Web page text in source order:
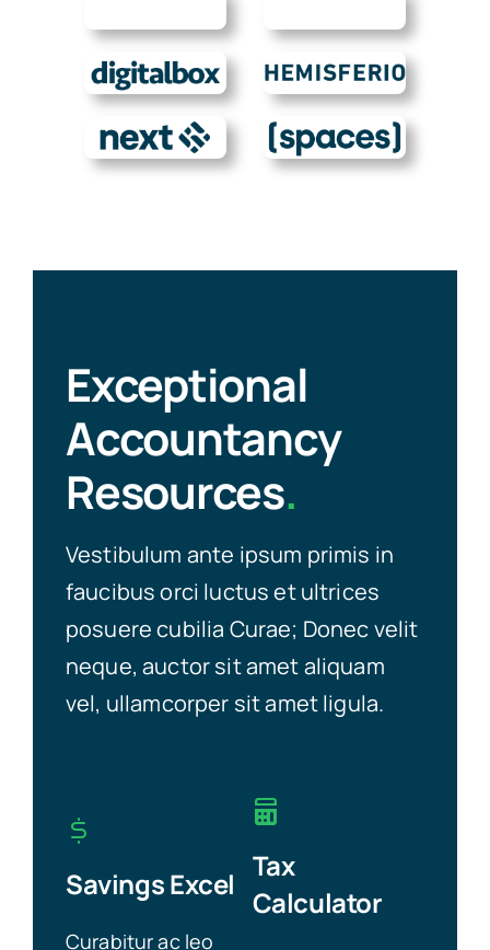
Exceptional
Accountancy
Resources.
Vestibulum ante ipsum primis in
faucibus orci luctus et ultrices
posuere cubilia Curae; Donec velit
neque, auctor sit amet aliquam
vel, ullamcorper sit amet ligula.
Savings Excel
Curabitur ac leo
Tax
Calculator